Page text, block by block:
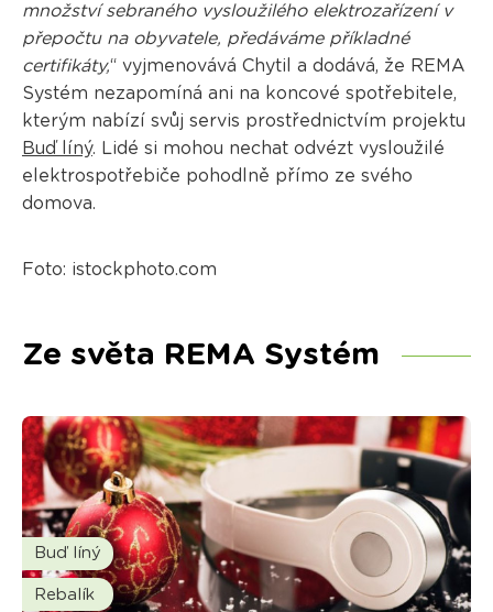
množství sebraného vysloužilého elektrozařízení v
přepočtu na obyvatele, předáváme příkladné
certifikáty,“ vyjmenovává Chytil a dodává, že REMA
Systém nezapomíná ani na koncové spotřebitele,
kterým nabízí svůj servis prostřednictvím projektu
Buď líný. Lidé si mohou nechat odvézt vysloužilé
elektrospotřebiče pohodlně přímo ze svého
domova.
Foto: istockphoto.com
Ze světa REMA Systém
Buď líný
Rebalík